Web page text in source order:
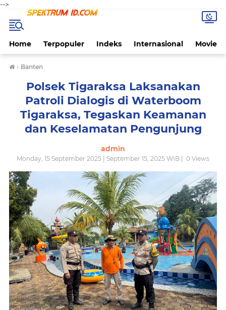
-->
Home Terpopuler Indeks Internasional Movie
› Banten
Polsek Tigaraksa Laksanakan
Patroli Dialogis di Waterboom
Tigaraksa, Tegaskan Keamanan
dan Keselamatan Pengunjung
admin
Monday, 15 September 2025 | September 15, 2025 WIB | 0 Views